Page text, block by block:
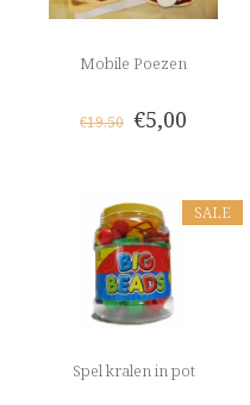
Mobile Poezen
€19,50 €5,00
SALE
Spel kralen in pot